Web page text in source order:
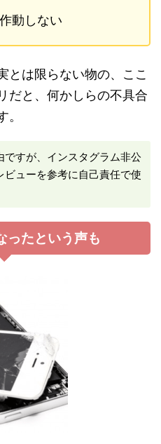
動しない
とは限らない物の、ここ
だと、何かしらの不具合
ですが、インスタグラム非公
ビューを参考に自己責任で使
ったという声も